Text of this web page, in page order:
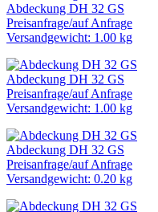
Abdeckung DH 32 GS
Preisanfrage/auf Anfrage
Versandgewicht: 1.00 kg
Abdeckung DH 32 GS
Preisanfrage/auf Anfrage
Versandgewicht: 1.00 kg
Abdeckung DH 32 GS
Preisanfrage/auf Anfrage
Versandgewicht: 0.20 kg